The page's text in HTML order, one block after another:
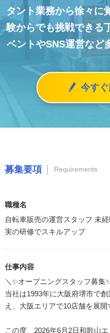
タント業務から徐々に
験からでも挑戦できる
ベントやSNS運営など
今す
募集要項 Requirements
職種名
自転車販売の運営スタッフ 未
実の研修でスキルアップ
仕事内容
＼✨オープニングスタッフ募集
当社は1993年に大阪府堺市で
え、大阪エリアで10店舗を展
この度、2026年6月2日和歌山エ